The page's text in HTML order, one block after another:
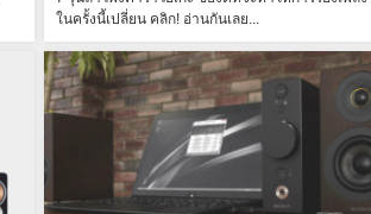
ในครั้งนี้เปลี่ยน คลิก! อ่านกันเลย...